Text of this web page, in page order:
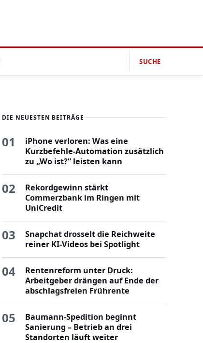
SUCHE
DIE NEUESTEN BEITRÄGE
01
iPhone verloren: Was eine
Kurzbefehle-Automation zusätzlich
zu „Wo ist?“ leisten kann
02
Rekordgewinn stärkt
Commerzbank im Ringen mit
UniCredit
03
Snapchat drosselt die Reichweite
reiner KI-Videos bei Spotlight
04
Rentenreform unter Druck:
Arbeitgeber drängen auf Ende der
abschlagsfreien Frührente
05
Baumann-Spedition beginnt
Sanierung – Betrieb an drei
Standorten läuft weiter